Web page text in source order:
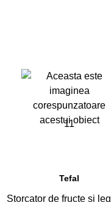
11
Tefal
Storcator de fructe si